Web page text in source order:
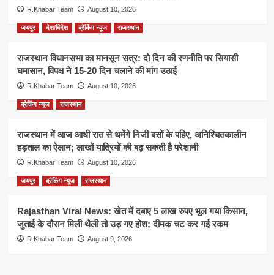
R.Khabar Team August 10, 2026
जयपुर देश/विदेश ब्रेकिंग न्यूज राजस्थान
राजस्थान विधानसभा का मानसून सत्र: दो दिन की रणनीति पर सियासी
घमासान, विपक्ष ने 15-20 दिन चलाने की मांग उठाई
R.Khabar Team August 10, 2026
ब्रेकिंग न्यूज राजस्थान
राजस्थान में आज आधी रात से थमेंगे निजी बसों के पहिए, अनिश्चितकालीन
हड़ताल का ऐलान; लाखों यात्रियों की बढ़ सकती है परेशानी
R.Khabar Team August 10, 2026
जयपुर ब्रेकिंग न्यूज राजस्थान
Rajasthan Viral News: खेत में दबाए 5 लाख रुपए भूल गया किसान,
जुताई के दौरान मिली थैली तो उड़ गए होश; दीमक चट कर गई रकम
R.Khabar Team August 9, 2026